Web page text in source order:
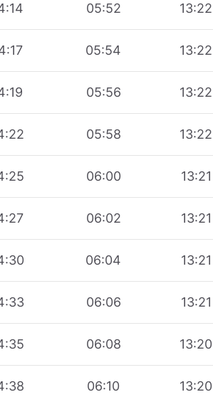
05:52 13:22
05:54 13:22
05:56 13:22
05:58 13:22
06:00 13:21
06:02 13:21
06:04 13:21
06:06 13:21
06:08 13:20
06:10 13:20